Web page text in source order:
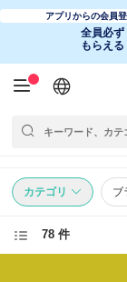
アプリからの会員
全員必ず
もらえる
日本語
English
简体中文
繁體中文
カテゴリ ブ
78 件